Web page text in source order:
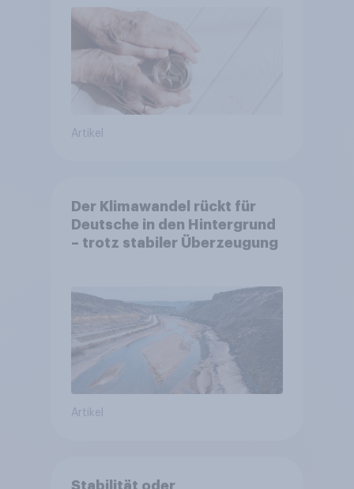
Akzeptanz
Artikel
Der Klimawandel rückt für
Deutsche in den Hintergrund
– trotz stabiler Überzeugung
Artikel
Stabilität oder